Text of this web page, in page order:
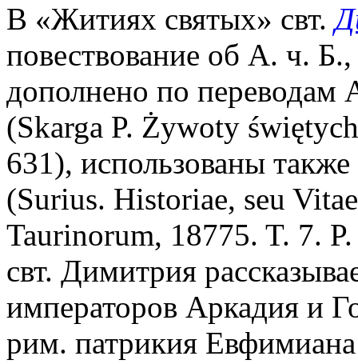
В «Житиях святых» свт.
повествование об А. ч.
дополнено по переводам
(Skarga P. Żywoty
631), использованы
(Surius. Historiae, seu
Taurinorum, 18775. T. 7.
свт. Димитрия
императоров Аркадия и
рим. патрикия